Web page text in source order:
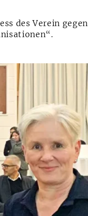
des Verein gegen